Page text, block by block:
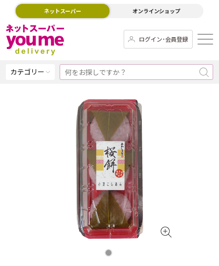
ネットスーパー オンラインショップ
ログイン･会員登録
カテゴリー